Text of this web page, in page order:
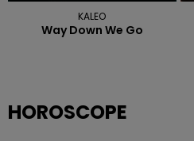
KALEO
Way Down We Go
HOROSCOPE